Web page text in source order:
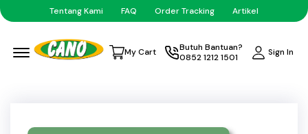
Tentang Kami FAQ Order Tracking Artikel
Menu Open
My Cart
Butuh Bantuan?
0852 1212 1501
Sign In